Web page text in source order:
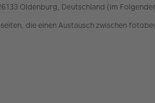
Oldenburg, Deutschland (im
die einen Austausch zwischen